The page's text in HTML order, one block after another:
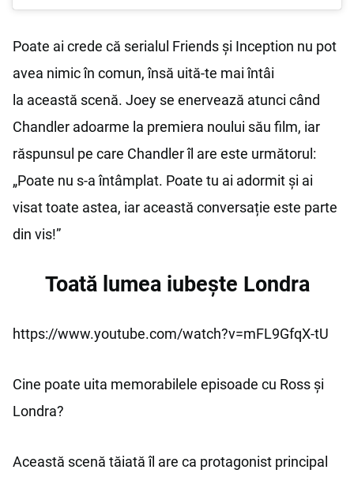
Poate ai crede că serialul Friends și Inception nu pot
avea nimic în comun, însă uită-te mai întâi
la această scenă. Joey se enervează atunci când
Chandler adoarme la premiera noului său film, iar
răspunsul pe care Chandler îl are este următorul:
„Poate nu s-a întâmplat. Poate tu ai adormit și ai
visat toate astea, iar această conversație este parte
din vis!”
Toată lumea iubește Londra
https://www.youtube.com/watch?v=mFL9GfqX-tU
Cine poate uita memorabilele episoade cu Ross și
Londra?
Această scenă tăiată îl are ca protagonist principal